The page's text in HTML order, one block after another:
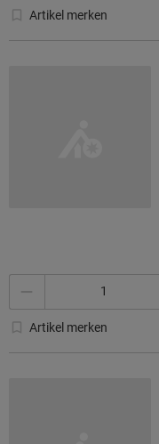
Artikel merken
Artikel merken